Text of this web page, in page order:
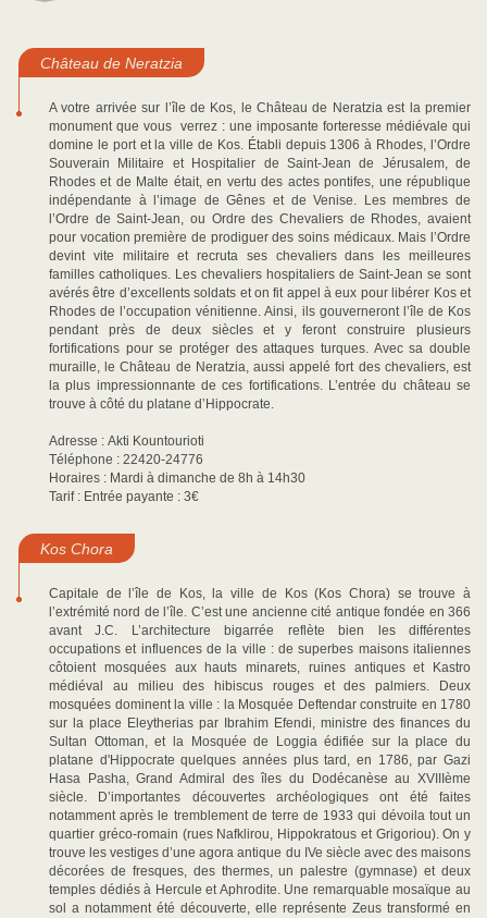
Château de Neratzia
A votre arrivée sur l’île de Kos, le Château de Neratzia est la premier
monument que vous verrez : une imposante forteresse médiévale qui
domine le port et la ville de Kos. Établi depuis 1306 à Rhodes, l’Ordre
Souverain Militaire et Hospitalier de Saint-Jean de Jérusalem, de
Rhodes et de Malte était, en vertu des actes pontifes, une république
indépendante à l’image de Gênes et de Venise. Les membres de
l’Ordre de Saint-Jean, ou Ordre des Chevaliers de Rhodes, avaient
pour vocation première de prodiguer des soins médicaux. Mais l’Ordre
devint vite militaire et recruta ses chevaliers dans les meilleures
familles catholiques. Les chevaliers hospitaliers de Saint-Jean se sont
avérés être d’excellents soldats et on fit appel à eux pour libérer Kos et
Rhodes de l’occupation vénitienne. Ainsi, ils gouverneront l’île de Kos
pendant près de deux siècles et y feront construire plusieurs
fortifications pour se protéger des attaques turques. Avec sa double
muraille, le Château de Neratzia, aussi appelé fort des chevaliers, est
la plus impressionnante de ces fortifications. L’entrée du château se
trouve à côté du platane d’Hippocrate.
Adresse : Akti Kountourioti
Téléphone : 22420-24776
Horaires : Mardi à dimanche de 8h à 14h30
Tarif : Entrée payante : 3€
Kos Chora
Capitale de l’île de Kos, la ville de Kos (Kos Chora) se trouve à
l’extrémité nord de l’île. C’est une ancienne cité antique fondée en 366
avant J.C. L’architecture bigarrée reflète bien les différentes
occupations et influences de la ville : de superbes maisons italiennes
côtoient mosquées aux hauts minarets, ruines antiques et Kastro
médiéval au milieu des hibiscus rouges et des palmiers. Deux
mosquées dominent la ville : la Mosquée Deftendar construite en 1780
sur la place Eleytherias par Ibrahim Efendi, ministre des finances du
Sultan Ottoman, et la Mosquée de Loggia édifiée sur la place du
platane d'Hippocrate quelques années plus tard, en 1786, par Gazi
Hasa Pasha, Grand Admiral des îles du Dodécanèse au XVIIIème
siècle. D’importantes découvertes archéologiques ont été faites
notamment après le tremblement de terre de 1933 qui dévoila tout un
quartier gréco-romain (rues Nafklirou, Hippokratous et Grigoriou). On y
trouve les vestiges d’une agora antique du IVe siècle avec des maisons
décorées de fresques, des thermes, un palestre (gymnase) et deux
temples dédiés à Hercule et Aphrodite. Une remarquable mosaïque au
sol a notamment été découverte, elle représente Zeus transformé en